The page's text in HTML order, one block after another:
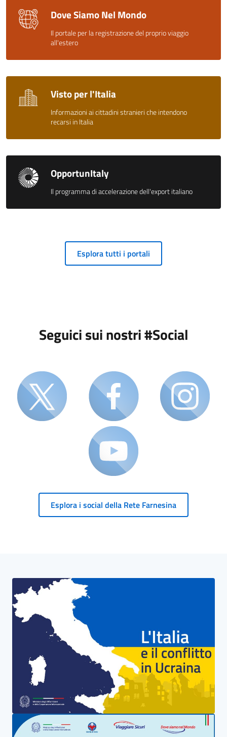
Dove Siamo Nel Mondo
Il portale per la registrazione del proprio viaggio
all'estero
Visto per l'Italia
Informazioni ai cittadini stranieri che intendono
recarsi in Italia
OpportunItaly
Il programma di accelerazione dell'export italiano
Esplora tutti i portali
Seguici sui nostri #Social
Esplora i social della Rete Farnesina
Blocco Banner